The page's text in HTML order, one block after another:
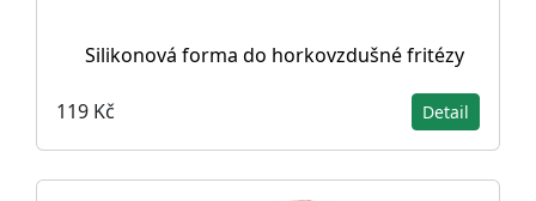
Silikonová forma do horkovzdušné fritézy
119 Kč Detail